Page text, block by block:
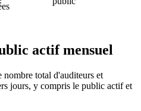
actif mensuel
nombre total d'auditeurs et
jours, y compris le public actif et